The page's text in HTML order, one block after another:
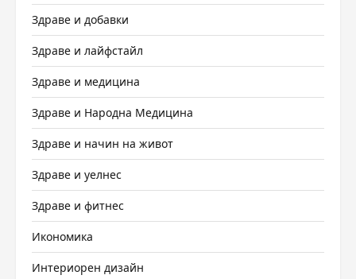
Здраве и добавки
Здраве и лайфстайл
Здраве и медицина
Здраве и Народна Медицина
Здраве и начин на живот
Здраве и уелнес
Здраве и фитнес
Икономика
Интериорен дизайн